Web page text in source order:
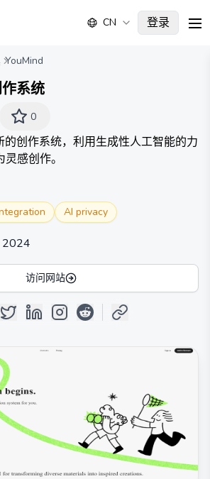
CN 登录
YouMind
系统
0
的创作系统，利用生成性人工智能的力
感创作。
AI privacy
2024
访问网站